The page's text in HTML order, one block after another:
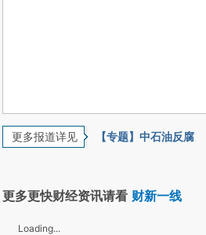
更多报道详见 【专题】中石油反腐
更多更快财经资讯请看 财新一线
Loading...